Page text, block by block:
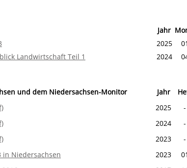
Jahr
2025
01
Landwirtschaft Teil 1
2024
und dem Niedersachsen-Monitor Jahr
2025
-
2024
-
2023
-
in Niedersachsen
2023
01